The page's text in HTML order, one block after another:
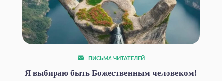
ПИСЬМА ЧИТАТЕЛЕЙ
Я выбираю быть Божественным человеком!